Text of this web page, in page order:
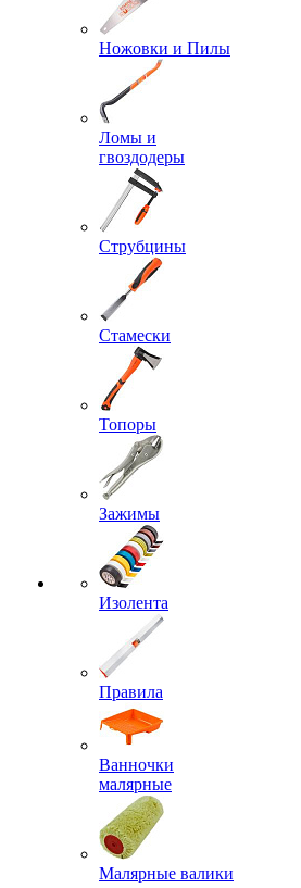
Ножовки и Пилы
Ломы и
гвоздодеры
Струбцины
Стамески
Топоры
Зажимы
Изолента
Правила
Ванночки
малярные
Малярные валики